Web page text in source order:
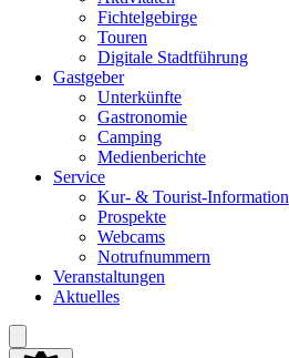
Fich­tel­ge­bir­ge
Tou­ren
Digi­ta­le Stadtführung
Gast­ge­ber
Unter­künf­te
Gas­tro­no­mie
Cam­ping
Medi­en­be­rich­te
Ser­vice
Kur- & Tourist-Information
Pro­spek­te
Web­cams
Not­ruf­num­mern
Ver­an­stal­tun­gen
Aktu­el­les